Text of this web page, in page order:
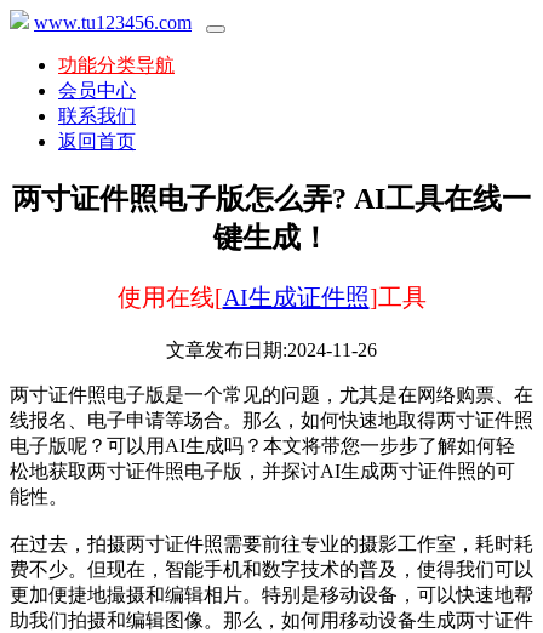
www.tu123456.com
功能分类导航
会员中心
联系我们
返回首页
两寸证件照电子版怎么弄? AI工具在线一
键生成！
使用在线[AI生成证件照]工具
文章发布日期:2024-11-26
两寸证件照电子版是一个常见的问题，尤其是在网络购票、在
线报名、电子申请等场合。那么，如何快速地取得两寸证件照
电子版呢？可以用AI生成吗？本文将带您一步步了解如何轻
松地获取两寸证件照电子版，并探讨AI生成两寸证件照的可
能性。
在过去，拍摄两寸证件照需要前往专业的摄影工作室，耗时耗
费不少。但现在，智能手机和数字技术的普及，使得我们可以
更加便捷地撮摄和编辑相片。特别是移动设备，可以快速地帮
助我们拍摄和编辑图像。那么，如何用移动设备生成两寸证件